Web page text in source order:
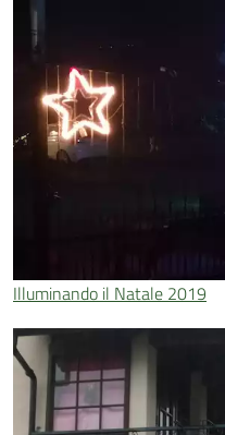
Illuminando il Natale 2019